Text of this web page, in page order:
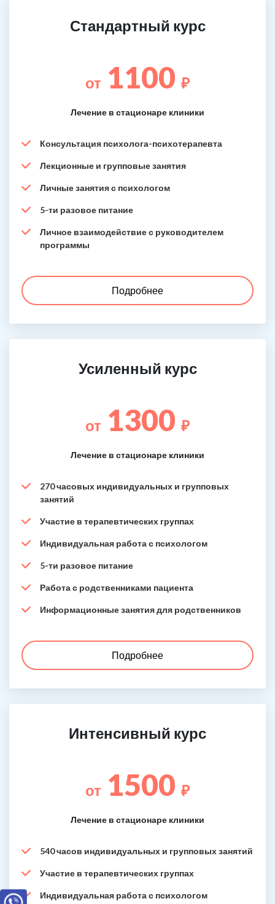
Стандартный курс
от 1100 ₽
Лечение в стационаре клиники
Консультация психолога-психотерапевта
Лекционные и групповые занятия
Личные занятия с психологом
5-ти разовое питание
Личное взаимодействие с руководителем
программы
Подробнее
Усиленный курс
от 1300 ₽
Лечение в стационаре клиники
270 часовых индивидуальных и групповых
занятий
Участие в терапевтических группах
Индивидуальная работа с психологом
5-ти разовое питание
Работа с родственниками пациента
Информационные занятия для родственников
Подробнее
Интенсивный курс
от 1500 ₽
Лечение в стационаре клиники
540 часов индивидуальных и групповых занятий
Участие в терапевтических группах
Индивидуальная работа с психологом